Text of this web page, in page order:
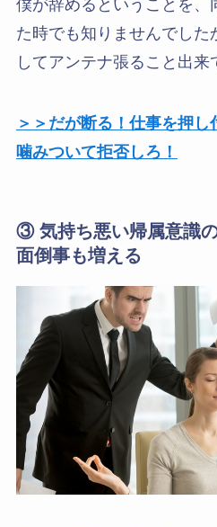
僕が辞めるということを、
た時でも知りませんでした
してアンテナ張ること出
＞＞だが断る！仕事を押
噛みついて拒否しろ！
③ 気持ち悪い帰属意識
面倒事も増える